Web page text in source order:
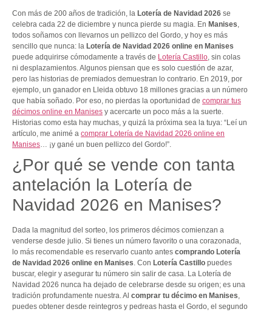
Con más de 200 años de tradición, la Lotería de Navidad 2026 se
celebra cada 22 de diciembre y nunca pierde su magia. En Manises,
todos soñamos con llevarnos un pellizco del Gordo, y hoy es más
sencillo que nunca: la Lotería de Navidad 2026 online en Manises
puede adquirirse cómodamente a través de Lotería Castillo, sin colas
ni desplazamientos. Algunos piensan que es solo cuestión de azar,
pero las historias de premiados demuestran lo contrario. En 2019, por
ejemplo, un ganador en Lleida obtuvo 18 millones gracias a un número
que había soñado. Por eso, no pierdas la oportunidad de comprar tus
décimos online en Manises y acercarte un poco más a la suerte.
Historias como esta hay muchas, y quizá la próxima sea la tuya: “Leí un
artículo, me animé a comprar Lotería de Navidad 2026 online en
Manises… ¡y gané un buen pellizco del Gordo!”.
¿Por qué se vende con tanta
antelación la Lotería de
Navidad 2026 en Manises?
Dada la magnitud del sorteo, los primeros décimos comienzan a
venderse desde julio. Si tienes un número favorito o una corazonada,
lo más recomendable es reservarlo cuanto antes comprando Lotería
de Navidad 2026 online en Manises. Con Lotería Castillo puedes
buscar, elegir y asegurar tu número sin salir de casa. La Lotería de
Navidad 2026 nunca ha dejado de celebrarse desde su origen; es una
tradición profundamente nuestra. Al comprar tu décimo en Manises,
puedes obtener desde reintegros y pedreas hasta el Gordo, el segundo